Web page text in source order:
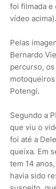
foi filmada e
vídeo acima).
Pelas
Bernardo
percurso,
Potengi.
Segundo a
que viu o
foi até a
queixa. Em
tem 14
havia sido